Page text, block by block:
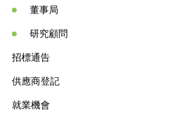
董事局
研究顧問
招標通告
供應商登記
就業機會